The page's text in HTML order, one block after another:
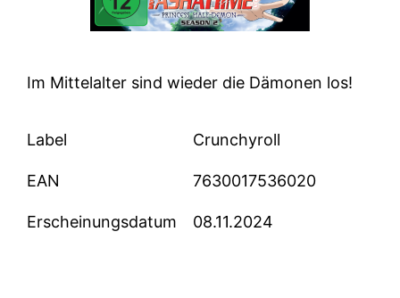
Im Mittelalter sind wieder die Dämonen los!
Label Crunchyroll
EAN 7630017536020
Erscheinungsdatum 08.11.2024